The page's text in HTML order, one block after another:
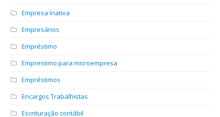
Empresa Inativa
Empresários
Empréstimo
Emprestimo para microempresa
Empréstimos
Encargos Trabalhistas
Escrituração contábil